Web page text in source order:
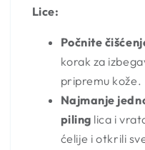
Lice:
Počnite
korak za
pripremu kože.
Najmanje
piling lica i
ćelije i otkrili